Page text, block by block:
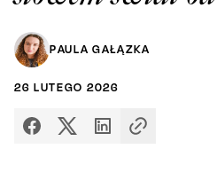
PAULA GAŁĄZKA
26 LUTEGO 2026